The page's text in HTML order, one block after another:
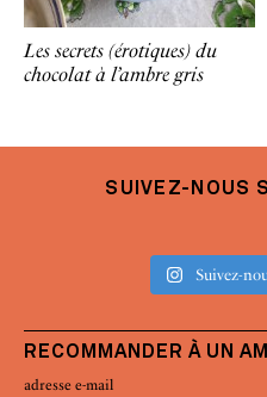
Les secrets (érotiques) du
chocolat à l’ambre gris
SUIVEZ-NOUS
Suivez-
RECOMMANDER À UN